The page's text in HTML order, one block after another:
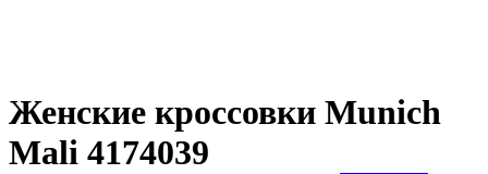
Женские кроссовки Munich
Mali 4174039